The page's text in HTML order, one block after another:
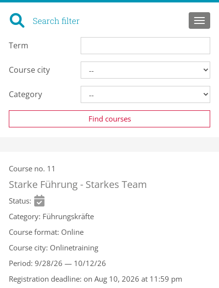
Search filter
Term
Course city
Category
Course no. 11
Starke Führung - Starkes Team
Status
Category Führungskräfte
Course format Online
Course city Onlinetraining
Period 9/28/26 — 10/12/26
Registration deadline on Aug 10, 2026 at 11:59 pm